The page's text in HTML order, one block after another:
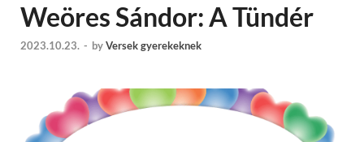
Weöres Sándor: A Tündér
2023.10.23. - byVersek gyerekeknek